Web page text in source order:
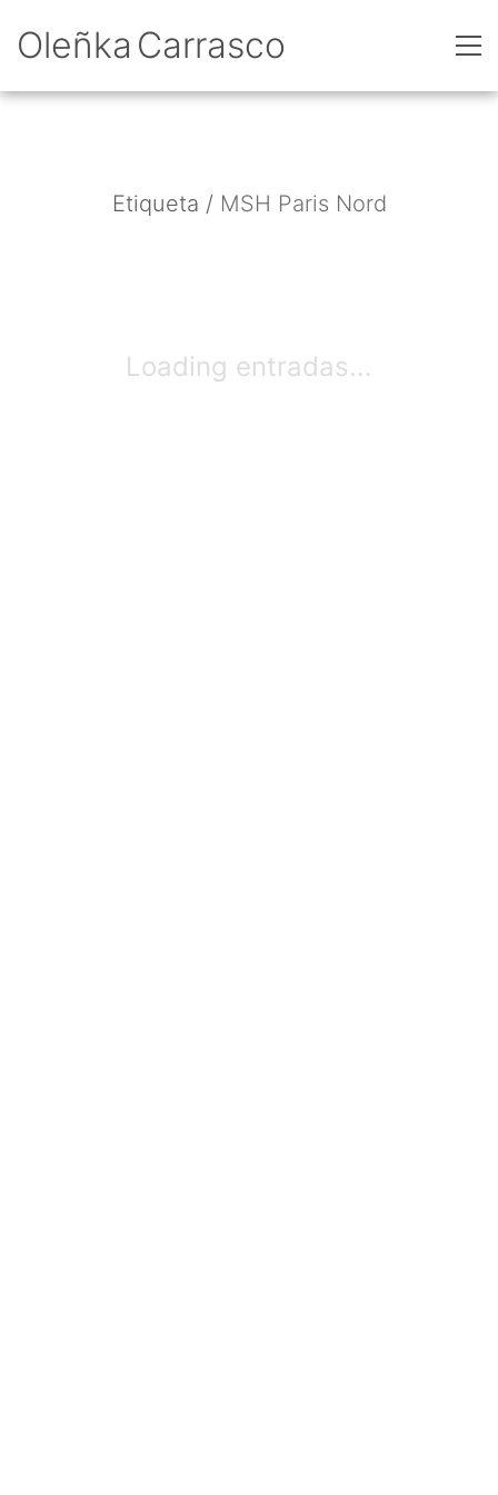
Oleñka Carrasco
Etiqueta / MSH Paris Nord
Loading entradas...